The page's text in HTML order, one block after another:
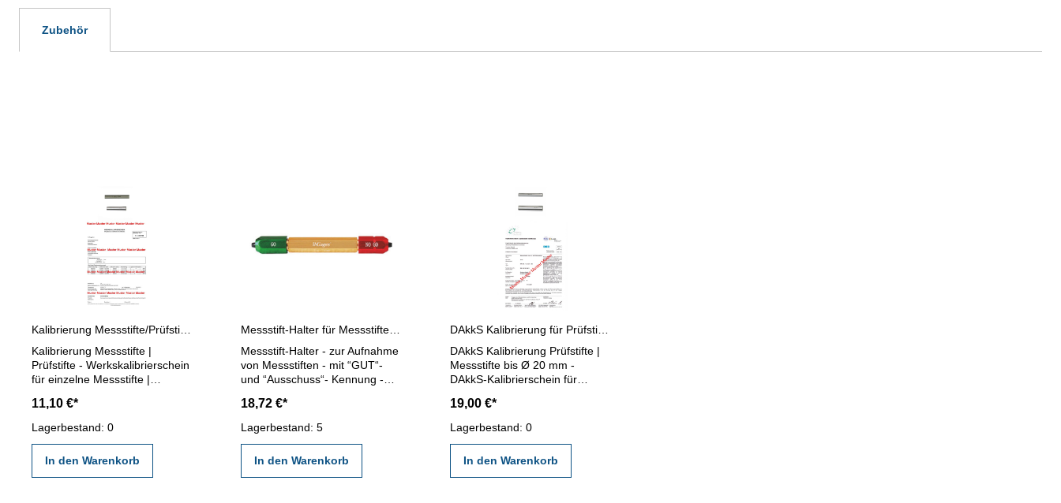
Zubehör
Kalibrierung Messstifte |
Prüfstifte - Werkskalibrierschein
für einzelne Messstifte |
durch ein Kalibrierlabor- nach
den gültigen Vorschriften von
VDI/VDE/DGQ 2618 oder nach
11,10 €*
Lagerbestand: 0
In den Warenkorb
Messstift-Halter - zur Aufnahme
von Messstiften - mit “GUT“-
und “Ausschuss“- Kennung -
1,2 - 6,5 mm
18,72 €*
Lagerbestand: 5
In den Warenkorb
DAkkS Kalibrierung Prüfstifte |
Messstifte bis Ø 20 mm -
DAkkS-Kalibrierschein für
20,00 mm - erstellt durch ein
Kalibrierlabor- nach den
gültigen Vorschriften von
angegebenen Werksnormen
19,00 €*
Lagerbestand: 0
In den Warenkorb